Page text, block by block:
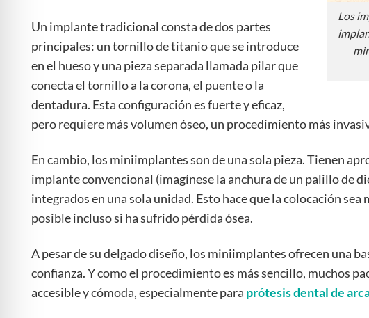
Los
Un implante tradicional consta de dos partes
principales: un tornillo de titanio que se introduce
en el hueso y una pieza separada llamada pilar que
conecta el tornillo a la corona, el puente o la
dentadura. Esta configuración es fuerte y eficaz,
pero requiere más volumen óseo, un procedimiento más
En cambio, los miniimplantes son de una sola pieza. Tienen
implante convencional (imagínese la anchura de un palillo de
integrados en una sola unidad. Esto hace que la colocación sea
posible incluso si ha sufrido pérdida ósea.
A pesar de su delgado diseño, los miniimplantes ofrecen una
confianza. Y como el procedimiento es más sencillo, muchos
accesible y cómoda, especialmente para prótesis dental de